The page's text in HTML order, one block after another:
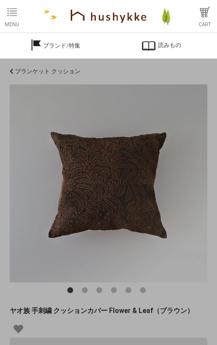
MENU CART
ブランド/特集 読みもの
ブランケット クッション
ヤオ族 手刺繍 クッションカバー Flower & Leaf（ブラウン）